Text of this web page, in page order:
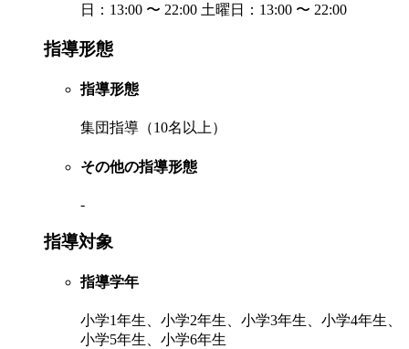
日：13:00 〜 22:00 土曜日：13:00 〜 22:00
指導形態
指導形態
集団指導（10名以上）
その他の指導形態
-
指導対象
指導学年
小学1年生、小学2年生、小学3年生、小学4年生、
小学5年生、小学6年生